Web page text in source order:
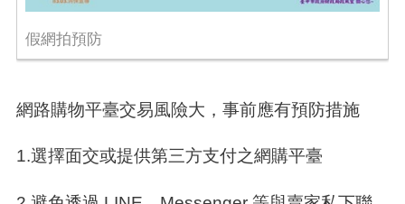
假網拍預防
網路購物平臺交易風險大，事前應有預防措施
1.選擇面交或提供第三方支付之網購平臺